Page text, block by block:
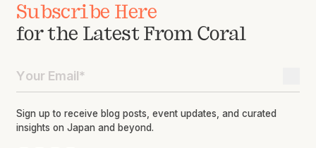
Subscribe Here
for the Latest From Coral
Sign up to receive blog posts, event updates, and curated
insights on Japan and beyond.